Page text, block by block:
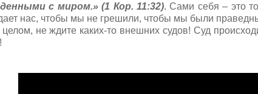
с миром.» (1 Кор. 11:32). Сами себя – это
нас, чтобы мы не грешили, чтобы мы были
не ждите каких-то внешних судов! Суд